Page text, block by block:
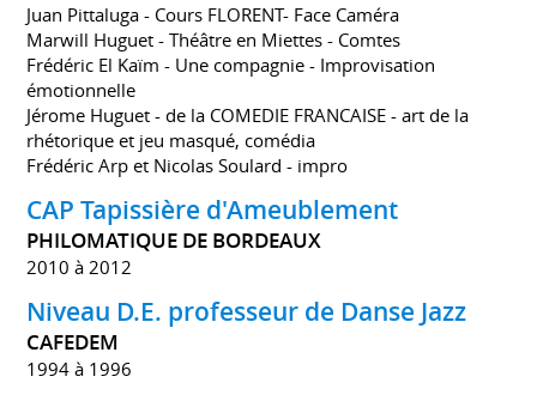
Juan Pittaluga - Cours FLORENT- Face Caméra
Marwill Huguet - Théâtre en Miettes - Comtes
Frédéric El Kaïm - Une compagnie - Improvisation
émotionnelle
Jérome Huguet - de la COMEDIE FRANCAISE - art de la
rhétorique et jeu masqué, comédia
Frédéric Arp et Nicolas Soulard - impro
CAP Tapissière d'Ameublement
PHILOMATIQUE DE BORDEAUX
2010 à 2012
Niveau D.E. professeur de Danse Jazz
CAFEDEM
1994 à 1996